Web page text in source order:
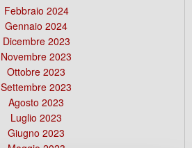
Febbraio 2024
Gennaio 2024
Dicembre 2023
Novembre 2023
Ottobre 2023
Settembre 2023
Agosto 2023
Luglio 2023
Giugno 2023